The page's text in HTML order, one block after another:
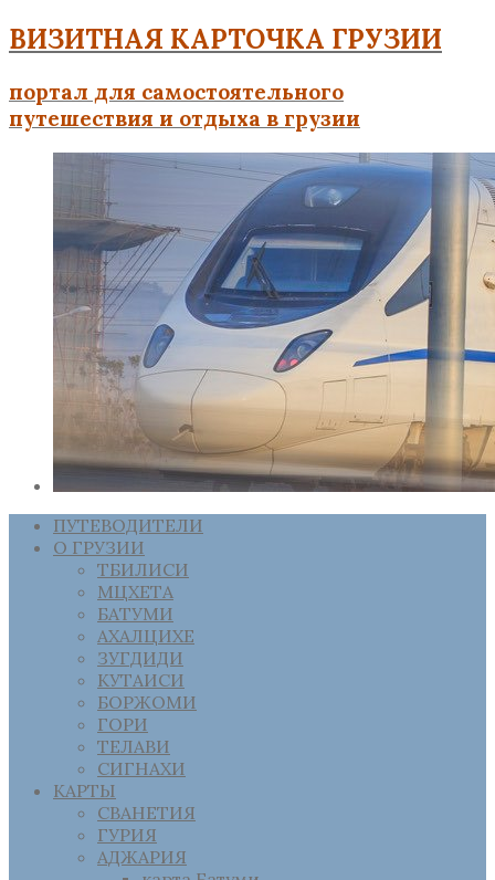
ВИЗИТНАЯ КАРТОЧКА ГРУЗИИ
портал для самостоятельного
путешествия и отдыха в грузии
ПУТЕВОДИТЕЛИ
О ГРУЗИИ
ТБИЛИСИ
МЦХЕТА
БАТУМИ
АХАЛЦИХЕ
ЗУГДИДИ
КУТАИСИ
БОРЖОМИ
ГОРИ
ТЕЛАВИ
СИГНАХИ
КАРТЫ
СВАНЕТИЯ
ГУРИЯ
АДЖАРИЯ